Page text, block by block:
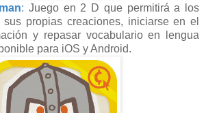
: Juego en 2 D que permitirá a los
propias creaciones, iniciarse en el
y repasar vocabulario en lengua
para iOS y Android.